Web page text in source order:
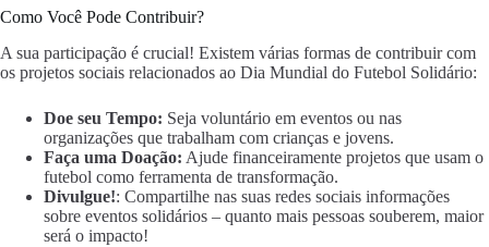
Como Você Pode Contribuir?
A sua participação é crucial! Existem várias formas de contribuir com
os projetos sociais relacionados ao Dia Mundial do Futebol Solidário:
Doe seu Tempo: Seja voluntário em eventos ou nas
organizações que trabalham com crianças e jovens.
Faça uma Doação: Ajude financeiramente projetos que usam o
futebol como ferramenta de transformação.
Divulgue!: Compartilhe nas suas redes sociais informações
sobre eventos solidários – quanto mais pessoas souberem, maior
será o impacto!